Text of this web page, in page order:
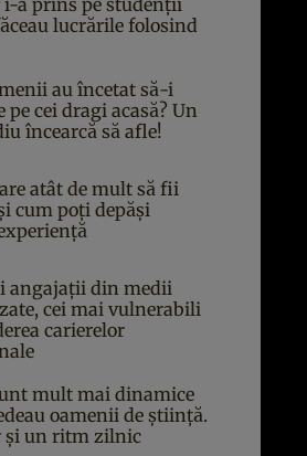
i-a prins pe studenții
lucrările folosind
au încetat să-i
pe cei dragi acasă? Un
încearcă să afle!
atât de mult să fii
cum poți depăși
angajații din medii
cei mai vulnerabili
carierelor
mult mai dinamice
oamenii de știință.
și un ritm zilnic